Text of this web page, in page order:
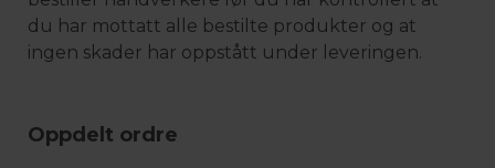
du har mottatt alle bestilte produkter og at
ingen skader har oppstått under leveringen.
Oppdelt ordre